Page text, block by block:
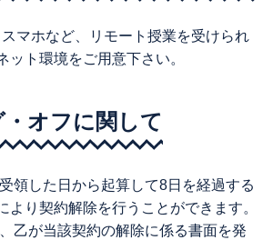
マホなど、リモート授業を受けられ
ット環境をご用意下さい。
オフに関して
領した日から起算して8日を経過する
より契約解除を行うことができます。
が当該契約の解除に係る書面を発